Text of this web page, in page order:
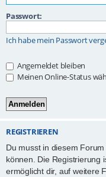
Passwort:
Ich habe mein Passwort
Angemeldet bleiben
Meinen Online-Status
REGISTRIEREN
Du musst in diesem
können. Die Registrierung
ermöglicht dir, auf weitere